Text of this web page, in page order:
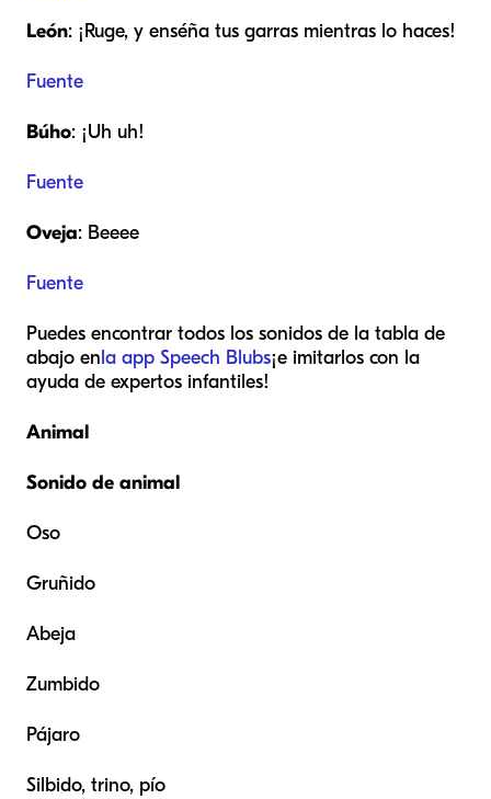
León: ¡Ruge, y enséña tus garras mientras lo haces!
Fuente
Búho: ¡Uh uh!
Fuente
Oveja: Beeee
Fuente
Puedes encontrar todos los sonidos de la tabla de
abajo enla app Speech Blubs¡e imitarlos con la
ayuda de expertos infantiles!
Animal
Sonido de animal
Oso
Gruñido
Abeja
Zumbido
Pájaro
Silbido, trino, pío